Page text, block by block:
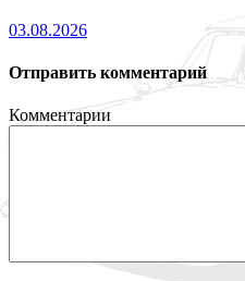
03.08.2026
Отправить комментарий
Комментарии